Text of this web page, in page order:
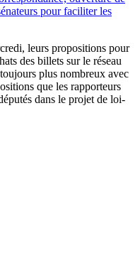
pour faciliter les
leurs propositions pour
des billets sur le réseau
plus nombreux avec
que les rapporteurs
dans le projet de loi-